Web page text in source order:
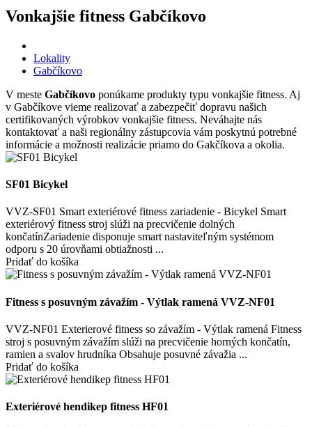
Vonkajšie fitness Gabčíkovo
Lokality
Gabčíkovo
V meste Gabčíkovo ponúkame produkty typu vonkajšie fitness. Aj
v Gabčíkove vieme realizovať a zabezpečiť dopravu našich
certifikovaných výrobkov vonkajšie fitness. Neváhajte nás
kontaktovať a naši regionálny zástupcovia vám poskytnú potrebné
informácie a možnosti realizácie priamo do Gakčíkova a okolia.
SF01 Bicykel
VVZ-SF01 Smart exteriérové fitness zariadenie - Bicykel Smart
exteriérový fitness stroj slúži na precvičenie dolných
končatínZariadenie disponuje smart nastaviteľným systémom
odporu s 20 úrovňami obtiažnosti ...
Pridať do košíka
Fitness s posuvným závažím - Výtlak ramená VVZ-NF01
VVZ-NF01 Exterierové fitness so závažím - Výtlak ramená Fitness
stroj s posuvným závažím slúži na precvičenie horných končatín,
ramien a svalov hrudníka Obsahuje posuvné závažia ...
Pridať do košíka
Exteriérové hendikep fitness HF01